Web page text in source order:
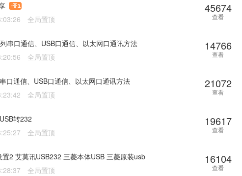
全局置顶
45674
查看
串口通信、USB口通信、以太网口通讯方法
全局置顶
14766
查看
口通信、USB口通信、以太网口通讯方法
全局置顶
21072
查看
转232
全局置顶
19617
查看
2 艾莫讯USB232 三菱本体USB 三菱原装usb
全局置顶
16104
查看